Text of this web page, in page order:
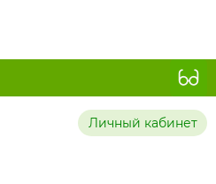
Личный кабинет